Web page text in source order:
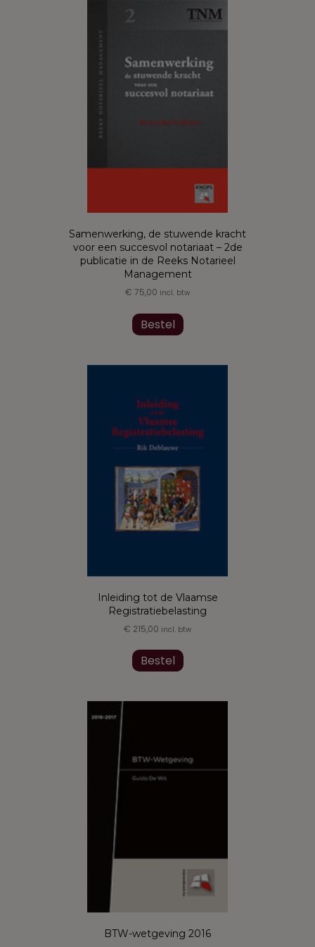
Samenwerking, de stuwende kracht
voor een succesvol notariaat – 2de
publicatie in de Reeks Notarieel
Management
€ 75,00 incl. btw
Bestel
Inleiding tot de Vlaamse
Registratiebelasting
€ 215,00 incl. btw
Bestel
BTW-wetgeving 2016